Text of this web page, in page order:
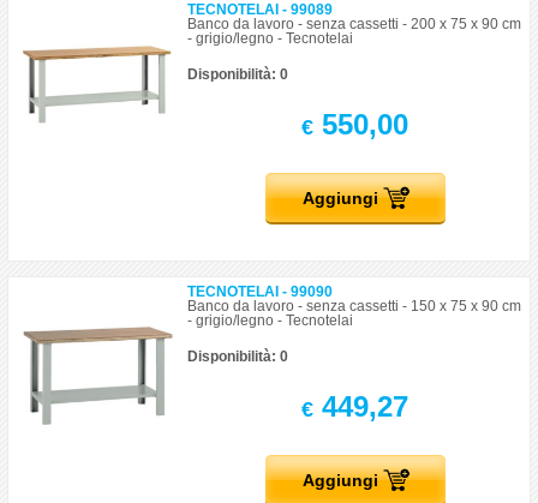
TECNOTELAI - 99089
Banco da lavoro - senza cassetti - 200 x 75 x 90 cm
- grigio/legno - Tecnotelai
Disponibilità: 0
€ 550,00
Aggiungi
TECNOTELAI - 99090
Banco da lavoro - senza cassetti - 150 x 75 x 90 cm
- grigio/legno - Tecnotelai
Disponibilità: 0
€ 449,27
Aggiungi